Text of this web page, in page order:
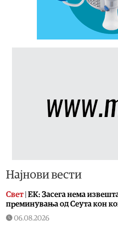
Најнови вести
Свет| ЕК: Засега нема
преминувања од Сеута кон
06.08.2026